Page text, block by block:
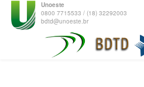
Unoeste
0800 7715533 / (18) 32292003
bdtd@unoeste.br